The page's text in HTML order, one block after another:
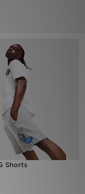
Shorts